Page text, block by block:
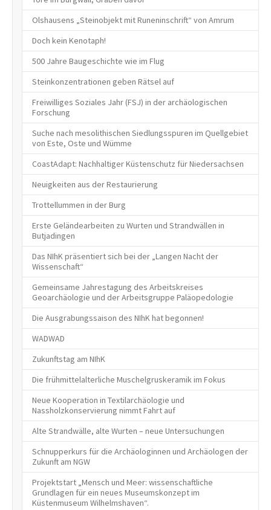
Olshausens „Steinobjekt mit Runeninschrift“ von Amrum
Doch kein Kenotaph!
500 Jahre Baugeschichte wie im Flug
Steinkonzentrationen geben Rätsel auf
Freiwilliges Soziales Jahr (FSJ) in der archäologischen
Forschung
Suche nach mesolithischen Siedlungsspuren im Quellgebiet
von Este, Oste und Wümme
CoastAdapt: Nachhaltiger Küstenschutz für Niedersachsen
Neuigkeiten aus der Restaurierung
Trottellummen in der Burg
Erste Geländearbeiten zu Wurten und Strandwällen in
Butjadingen
Das NIhK präsentiert sich bei der „Langen Nacht der
Wissenschaft“
Gemeinsame Jahrestagung des Arbeitskreises
Geoarchäologie und der Arbeitsgruppe Paläopedologie
Die Ausgrabungssaison des NIhK hat begonnen!
WADWAD
Zukunftstag am NIhK
Die frühmittelalterliche Muschelgruskeramik im Fokus
Neue Kooperation in Textilarchäologie und
Nassholzkonservierung nimmt Fahrt auf
Alte Strandwälle, alte Wurten – neue Untersuchungen
Schnupperkurs für die Archäologinnen und Archäologen der
Zukunft am NGW
Projektstart „Mensch und Meer: wissenschaftliche
Grundlagen für ein neues Museumskonzept im
Küstenmuseum Wilhelmshaven“.